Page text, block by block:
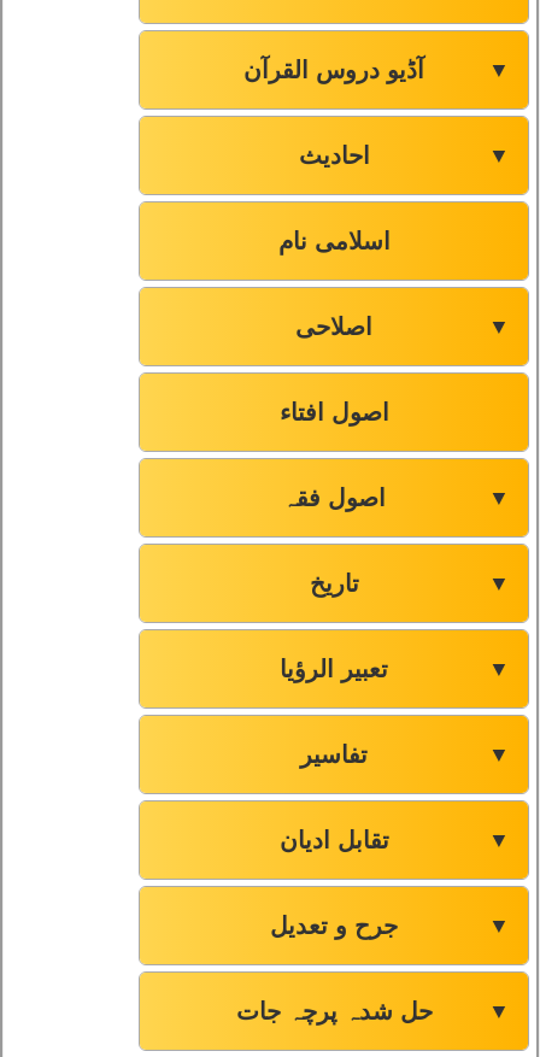
آڈیو دروس القرآن ▼
احادیث ▼
اسلامی نام
اصلاحی ▼
اصول افتاء
اصول فقہ ▼
تاریخ ▼
تعبیر الرؤیا ▼
تفاسیر ▼
تقابل ادیان ▼
جرح و تعدیل ▼
حل شدہ پرچہ جات ▼